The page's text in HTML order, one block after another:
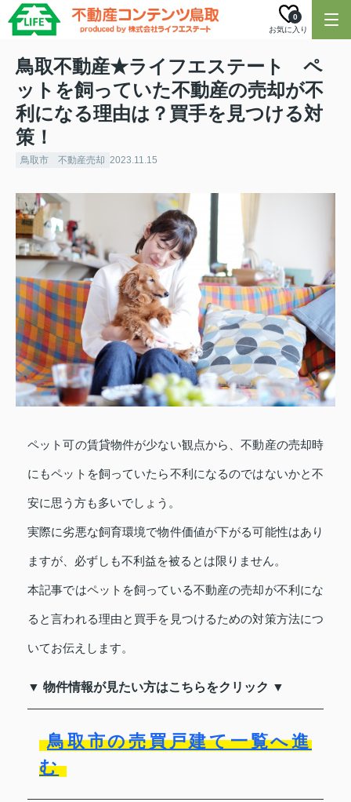
お気に入り
0
鳥取不動産★ライフエステート ペ
ットを飼っていた不動産の売却が不
利になる理由は？買手を見つける対
策！
鳥取市 不動産売却 2023.11.15
ペット可の賃貸物件が少ない観点から、不動産の売却時
にもペットを飼っていたら不利になるのではないかと不
安に思う方も多いでしょう。
実際に劣悪な飼育環境で物件価値が下がる可能性はあり
ますが、必ずしも不利益を被るとは限りません。
本記事ではペットを飼っている不動産の売却が不利にな
ると言われる理由と買手を見つけるための対策方法につ
いてお伝えします。
▼ 物件情報が見たい方はこちらをクリック ▼
鳥取市の売買戸建て一覧へ進
む